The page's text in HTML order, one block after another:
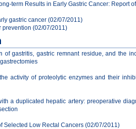
term Results in Early Gastric Cancer: Report
gastric cancer (02/07/2011)
prevention (02/07/2011)
of gastritis, gastric remnant residue, and the
activity of proteolytic enzymes and their
a duplicated hepatic artery: preoperative
Selected Low Rectal Cancers (02/07/2011)